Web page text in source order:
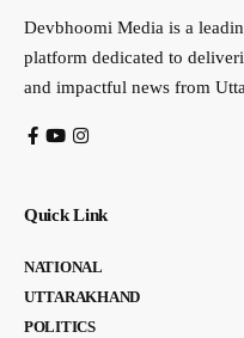
Devbhoomi Media is a
platform dedicated to
and impactful news from
Quick Link
NATIONAL
UTTARAKHAND
POLITICS